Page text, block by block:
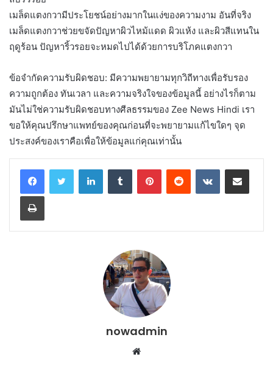
เมล็ดแตงกวามีประโยชน์อย่างมากในแง่ของความงาม อันที่จริง
เมล็ดแตงกวาช่วยขจัดปัญหาผิวไหม้แดด ผิวแห้ง และผิวสีแทนใน
ฤดูร้อน ปัญหาริ้วรอยจะหมดไปได้ด้วยการบริโภคแตงกวา
ข้อจำกัดความรับผิดชอบ: มีความพยายามทุกวิถีทางเพื่อรับรอง
ความถูกต้อง ทันเวลา และความจริงใจของข้อมูลนี้ อย่างไรก็ตาม
มันไม่ใช่ความรับผิดชอบทางศีลธรรมของ Zee News Hindi เรา
ขอให้คุณปรึกษาแพทย์ของคุณก่อนที่จะพยายามแก้ไขใดๆ จุด
ประสงค์ของเราคือเพื่อให้ข้อมูลแก่คุณเท่านั้น
LinkedInTumblr PinterestReddit VKontakteShare via Email
Print
nowadmin
Website